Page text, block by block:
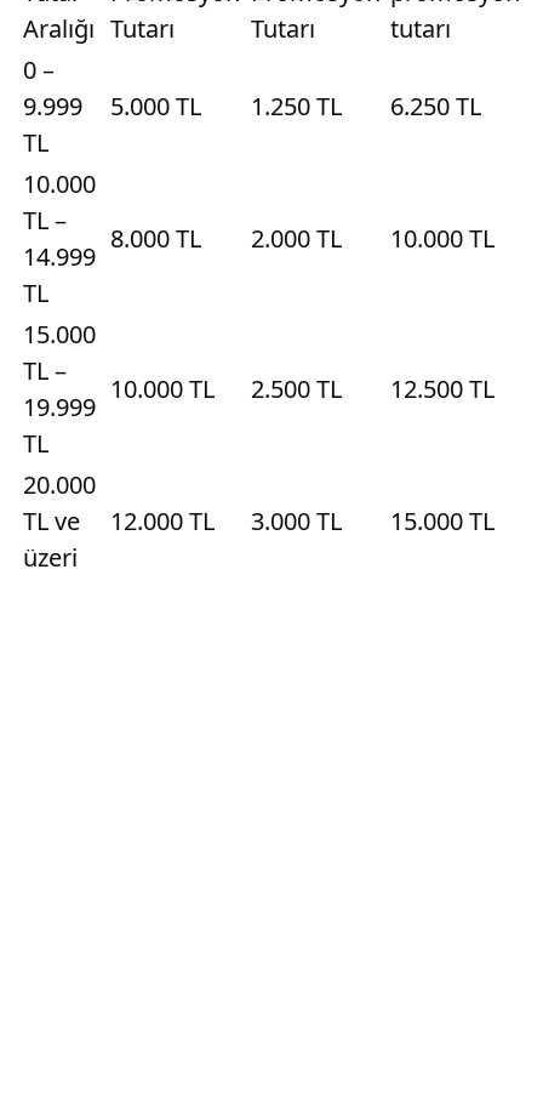
Aralığı​ Tutarı​
Tutarı
tutarı
​0 –
9.999
TL
​5.000 TL​ 1.250 TL​​ 6.250 TL​​
​​10.000
TL –
14.999
TL
8.000 TL​ 2.000 TL​​ 10.000 TL​​
​15.000
TL –
19.999
TL
10.000 TL​ ​​2.500 TL​​ 12.500 TL​​
​20.000
TL ve
üzeri
12.000 TL 3.000 TL​​ 15.000 TL​​